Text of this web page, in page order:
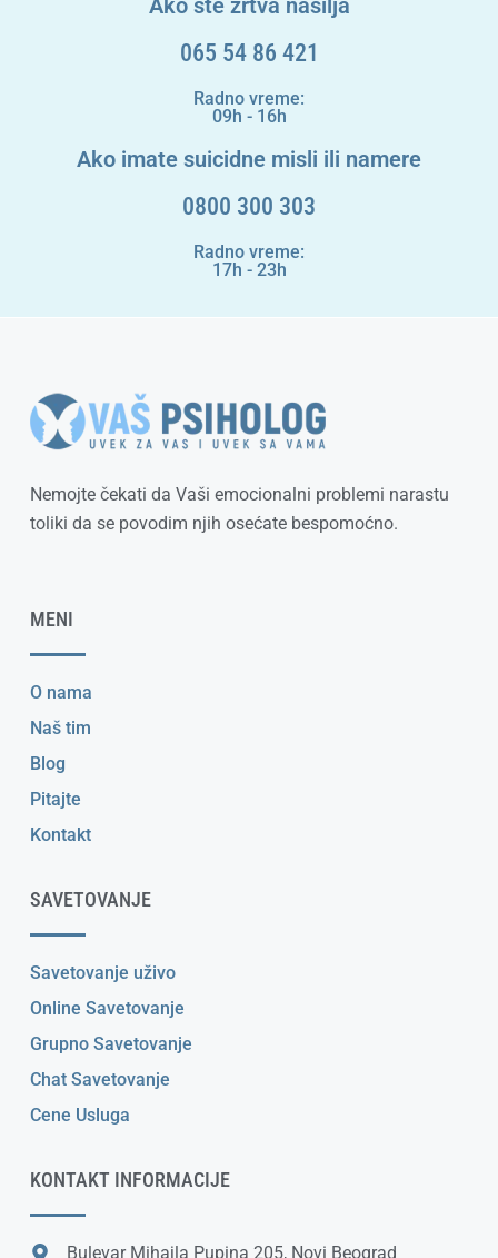
Ako ste žrtva nasilja
065 54 86 421
Radno vreme:
09h - 16h
Ako imate suicidne misli ili namere
0800 300 303
Radno vreme:
17h - 23h
Nemojte čekati da Vaši emocionalni problemi narastu
toliki da se povodim njih osećate bespomoćno.
MENI
O nama
Naš tim
Blog
Pitajte
Kontakt
SAVETOVANJE
Savetovanje uživo
Online Savetovanje
Grupno Savetovanje
Chat Savetovanje
Cene Usluga
KONTAKT INFORMACIJE
Bulevar Mihajla Pupina 205, Novi Beograd